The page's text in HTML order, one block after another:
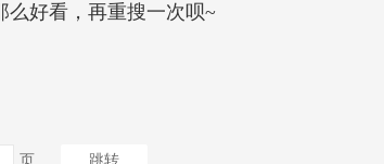
么好看，再重搜一次呗~
页 跳转